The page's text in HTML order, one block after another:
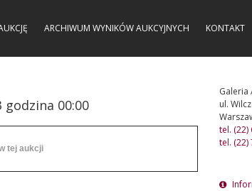
ARCHIWUM WYNIKÓW AUKCYJNYCH KONTAKT
godzina 00:00
Galeria
ul.
tel. (22)
tel. (22)